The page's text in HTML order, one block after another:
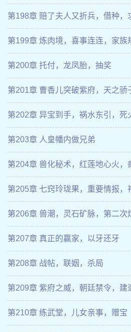
第198章 赔了夫人又折兵，借种，
第199章 炼肉境，喜事连连，家族
第200章 托付，龙凤胎，抽奖
第201章 曹香儿突破紫府，天之骄
第202章 异宝到手，祸水东引，死
第203章 人皇幡内做兄弟
第204章 兽化秘术，红莲地心火，
第205章 七窍玲珑果，重要情报，
第206章 兽潮，灵石矿脉，第二次
第207章 真正的赢家，以牙还牙
第208章 战帖，联姻，杀局
第209章 紫府之威，朝廷禁令，建
第210章 练武堂，儿女亲事，赠宝